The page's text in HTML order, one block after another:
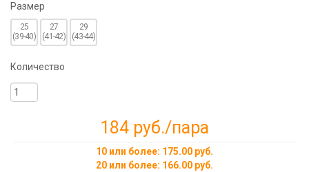
Размер
25
(39-40)
27
(41-42)
29
(43-44)
Количество
184 руб./пара
10 или более: 175.00 руб.
20 или более: 166.00 руб.